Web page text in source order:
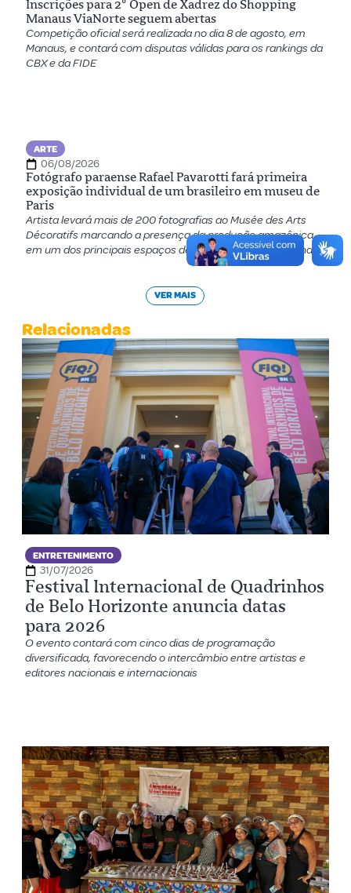
Inscrições para 2º Open de Xadrez do Shopping
Manaus ViaNorte seguem abertas
Competição oficial será realizada no dia 8 de agosto, em
Manaus, e contará com disputas válidas para os rankings da
CBX e da FIDE
ARTE
06/08/2026
Fotógrafo paraense Rafael Pavarotti fará primeira
exposição individual de um brasileiro em museu de
Paris
Artista levará mais de 200 fotografias ao Musée des Arts
Décoratifs marcando a presença da produção amazônica
em um dos principais espaços de moda e design do mundo
VER MAIS
Relacionadas
ENTRETENIMENTO
31/07/2026
Festival Internacional de Quadrinhos
de Belo Horizonte anuncia datas
para 2026
O evento contará com cinco dias de programação
diversificada, favorecendo o intercâmbio entre artistas e
editores nacionais e internacionais